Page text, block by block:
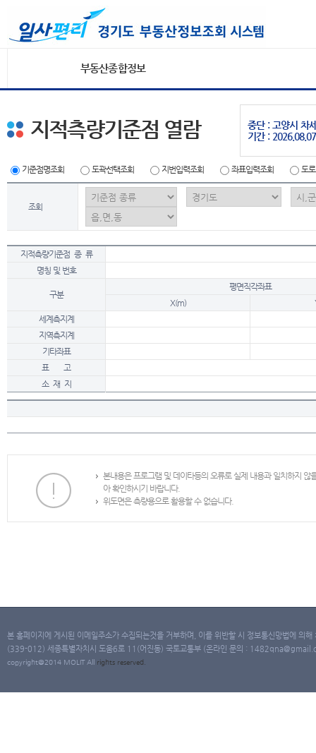
부동산종합정보
중단 : 고양시 차
기간 :
지적측량기준점 열람
기준점명조회 도곽선택조회 지번입력조회 좌표입력조회 도
조회
지적측량기준점 종 류
명칭 및 번호
구분
평면직각좌표
X(m)
세계측지계
지역측지계
기타좌표
표 고
소 재 지
본내용은 프로그램 및 데이타등의 오류로 실제 내용과 일치하지
아 확인하시기 바랍니다.
위도면은 측량용으로 활용할 수 없습니다.
본 홈페이지에 게시된 이메일주소가 수집되는것을 거부하며, 이를 위반할 시 정보통신망법에 의
(339-012) 세종특별자치시 도움6로 11(어진동) 국토교통부 (온라인 문의 :
copyright@2014 MOLIT All rights reserved.